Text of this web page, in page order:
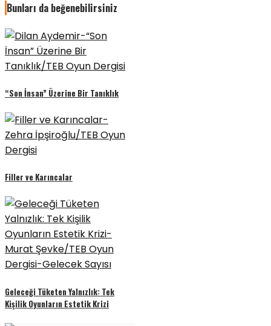
Bunları da beğenebilirsiniz
“Son İnsan” Üzerine Bir Tanıklık
Filler ve Karıncalar
Geleceği Tüketen Yalnızlık: Tek
Kişilik Oyunların Estetik Krizi